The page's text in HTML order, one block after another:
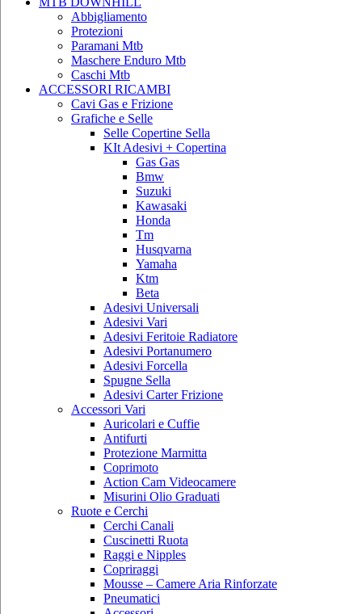
Abbigliamento
Protezioni
Paramani Mtb
Maschere Enduro Mtb
Caschi Mtb
ACCESSORI RICAMBI
Cavi Gas e Frizione
Grafiche e Selle
Selle Copertine Sella
KIt Adesivi + Copertina
Gas Gas
Bmw
Suzuki
Kawasaki
Honda
Tm
Husqvarna
Yamaha
Ktm
Beta
Adesivi Universali
Adesivi Vari
Adesivi Feritoie Radiatore
Adesivi Portanumero
Adesivi Forcella
Spugne Sella
Adesivi Carter Frizione
Accessori Vari
Auricolari e Cuffie
Antifurti
Protezione Marmitta
Coprimoto
Action Cam Videocamere
Misurini Olio Graduati
Ruote e Cerchi
Cerchi Canali
Cuscinetti Ruota
Raggi e Nipples
Copriraggi
Mousse – Camere Aria Rinforzate
Pneumatici